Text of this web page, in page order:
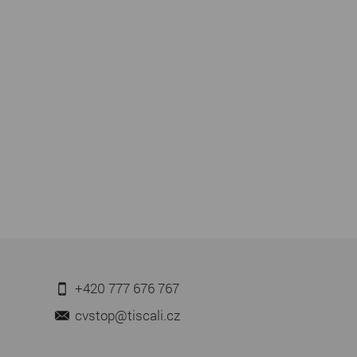
+420 777 676 767
cvstop@tiscali.cz